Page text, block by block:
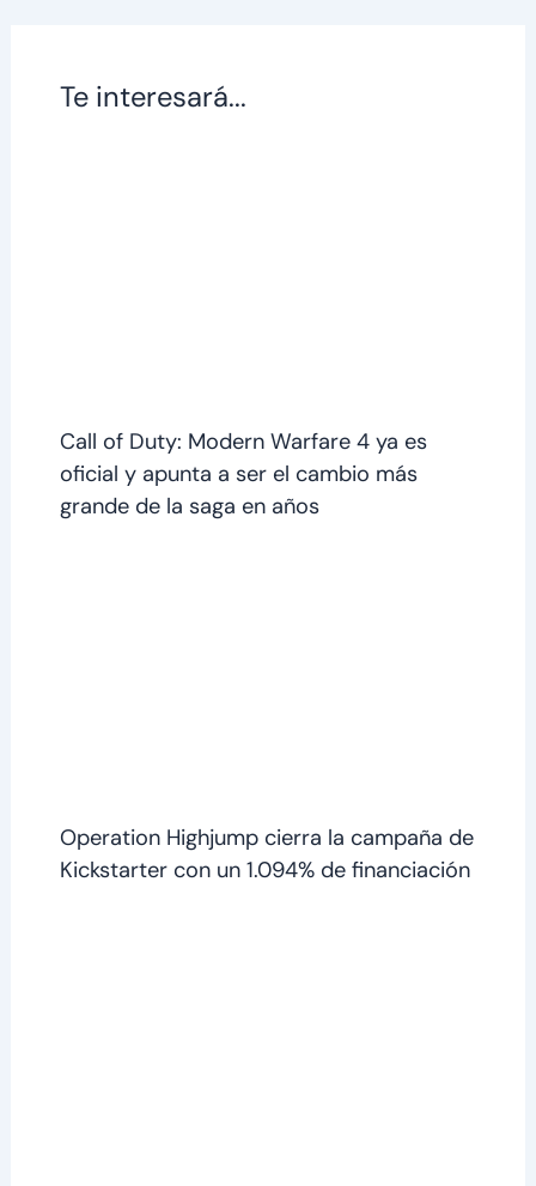
Te interesará...
Call of Duty: Modern Warfare 4 ya es
oficial y apunta a ser el cambio más
grande de la saga en años
Operation Highjump cierra la campaña de
Kickstarter con un 1.094% de financiación